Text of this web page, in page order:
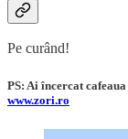
Pe curând!
PS: Ai încercat cafeaua
www.zori.ro